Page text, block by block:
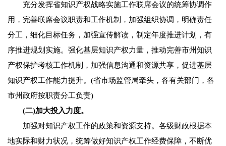
充分发挥省知识产权战略实施工作联席会议的统筹协调作
用，完善联席会议职责和工作机制，加强组织协调，明确责任
分工，细化目标任务，加强宣传解读，制定年度推进计划，有
序推进规划实施。强化基层知识产权力量，推动完善市州知识
产权保护考核工作机制，加强信息沟通和资源共享，促进基层
知识产权工作能力提升。(省市场监管局牵头，各有关部门，各
市州政府按职责分工负责)
(二)加大投入力度。
加强对知识产权工作的政策和资源支持。各级财政根据本
地实际和财力状况，统筹做好知识产权工作经费保障，不断优